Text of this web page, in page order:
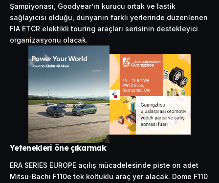
Şampiyonası, Goodyear’ın kurucu ortak ve lastik
sağlayıcısı olduğu, dünyanın farklı yerlerinde düzenlenen
FIA ETCR elektikli touring araçları serisinin destekleyici
organizasyonu olacak.
Yetenekleri öne çıkarmak
ERA SERIES EUROPE açılış mücadelesinde piste on adet
Mitsu-Bachi F110e tek koltuklu araç yer alacak. Dome F110